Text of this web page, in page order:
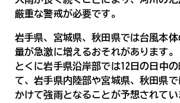
厳重な警戒が必要です。
岩手県、宮城県、秋田県では台風本
量が急激に増えるおそれがあります。
とくに岩手県沿岸部では12日の日中
て、岩手県内陸部や宮城県、秋田県
かけて強雨となることが予想されて